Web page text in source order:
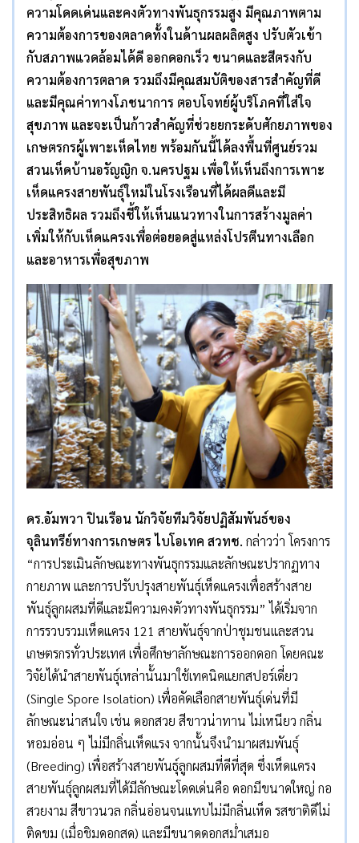
ความโดดเด่นและคงตัวทางพันธุกรรมสูง มีคุณภาพตาม
ความต้องการของตลาดทั้งในด้านผลผลิตสูง ปรับตัวเข้า
กับสภาพแวดล้อมได้ดี ออกดอกเร็ว ขนาดและสีตรงกับ
ความต้องการตลาด รวมถึงมีคุณสมบัติของสารสำคัญที่ดี
และมีคุณค่าทางโภชนาการ ตอบโจทย์ผู้บริโภคที่ใส่ใจ
สุขภาพ และจะเป็นก้าวสำคัญที่ช่วยยกระดับศักยภาพของ
เกษตรกรผู้เพาะเห็ดไทย พร้อมกันนี้ได้ลงพื้นที่ศูนย์รวม
สวนเห็ดบ้านอรัญญิก จ.นครปฐม เพื่อให้เห็นถึงการเพาะ
เห็ดแครงสายพันธุ์ใหม่ในโรงเรือนที่ได้ผลดีและมี
ประสิทธิผล รวมถึงชี้ให้เห็นแนวทางในการสร้างมูลค่า
เพิ่มให้กับเห็ดแครงเพื่อต่อยอดสู่แหล่งโปรตีนทางเลือก
และอาหารเพื่อสุขภาพ
ดร.อัมพวา ปินเรือน นักวิจัยทีมวิจัยปฏิสัมพันธ์ของ
จุลินทรีย์ทางการเกษตร ไบโอเทค สวทช. กล่าวว่า โครงการ
“การประเมินลักษณะทางพันธุกรรมและลักษณะปรากฏทาง
กายภาพ และการปรับปรุงสายพันธุ์เห็ดแครงเพื่อสร้างสาย
พันธุ์ลูกผสมที่ดีและมีความคงตัวทางพันธุกรรม” ได้เริ่มจาก
การรวบรวมเห็ดแครง 121 สายพันธุ์จากป่าชุมชนและสวน
เกษตรกรทั่วประเทศ เพื่อศึกษาลักษณะการออกดอก โดยคณะ
วิจัยได้นำสายพันธุ์เหล่านั้นมาใช้เทคนิคแยกสปอร์เดี่ยว
(Single Spore Isolation) เพื่อคัดเลือกสายพันธุ์เด่นที่มี
ลักษณะน่าสนใจ เช่น ดอกสวย สีขาวน่าทาน ไม่เหนียว กลิ่น
หอมอ่อน ๆ ไม่มีกลิ่นเห็ดแรง จากนั้นจึงนำมาผสมพันธุ์
(Breeding) เพื่อสร้างสายพันธุ์ลูกผสมที่ดีที่สุด ซึ่งเห็ดแครง
สายพันธุ์ลูกผสมที่ได้มีลักษณะโดดเด่นคือ ดอกมีขนาดใหญ่ กอ
สวยงาม สีขาวนวล กลิ่นอ่อนจนแทบไม่มีกลิ่นเห็ด รสชาติดีไม่
ติดขม (เมื่อชิมดอกสด) และมีขนาดดอกสม่ำเสมอ